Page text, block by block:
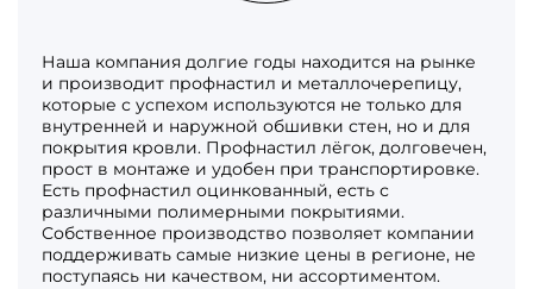
Наша компания долгие годы находится на рынке
и производит профнастил и металлочерепицу,
которые с успехом используются не только для
внутренней и наружной обшивки стен, но и для
покрытия кровли. Профнастил лёгок, долговечен,
прост в монтаже и удобен при транспортировке.
Есть профнастил оцинкованный, есть с
различными полимерными покрытиями.
Собственное производство позволяет компании
поддерживать самые низкие цены в регионе, не
поступаясь ни качеством, ни ассортиментом.